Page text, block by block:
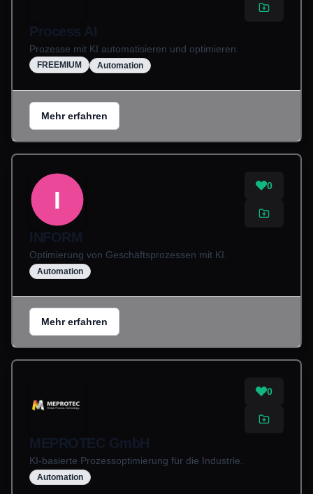
Process AI
Prozesse mit KI automatisieren und optimieren.
FREEMIUM Automation
Mehr erfahren
I
0
INFORM
Optimierung von Geschäftsprozessen mit KI.
Automation
Mehr erfahren
0
MEPROTEC GmbH
KI-basierte Prozessoptimierung für die Industrie.
Automation